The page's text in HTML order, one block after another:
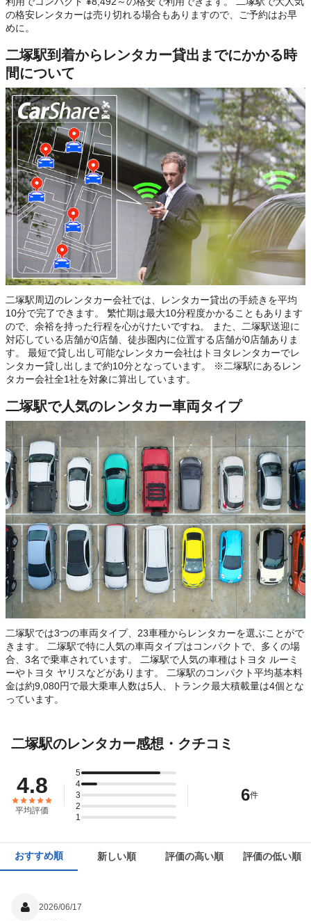
の格安レンタカーは売り切れる場合もありますので、ご予約はお早
めに。
二塚駅到着からレンタカー貸出までにかかる時
間について
二塚駅周辺のレンタカー会社では、レンタカー貸出の手続きを平均
10分で完了できます。 繁忙期は最大10分程度かかることもあります
ので、余裕を持った行程を心がけたいですね。 また、二塚駅送迎に
対応している店舗が0店舗、徒歩圏内に位置する店舗が0店舗ありま
す。 最短で貸し出し可能なレンタカー会社はトヨタレンタカーでレ
ンタカー貸し出しまで約10分となっています。 ※二塚駅にあるレン
タカー会社全1社を対象に算出しています。
二塚駅で人気のレンタカー車両タイプ
二塚駅では3つの車両タイプ、23車種からレンタカーを選ぶことがで
きます。 二塚駅で特に人気の車両タイプはコンパクトで、多くの場
合、3名で乗車されています。 二塚駅で人気の車種はトヨタ ルーミ
ーやトヨタ ヤリスなどがあります。 二塚駅のコンパクト平均基本料
金は約9,080円で最大乗車人数は5人、トランク最大積載量は4個とな
っています。
二塚駅のレンタカー感想・クチコミ
4.8
平均評価
5
4
3
2
1
6件
おすすめ順 新しい順 評価の高い順 評価の低い順
2026/06/17